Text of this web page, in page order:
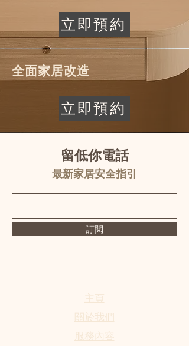
立即預約
全面家居改造
立即預約
留低你電話
最新家居安全指引
訂閱
​主頁
關於我們
服務內容